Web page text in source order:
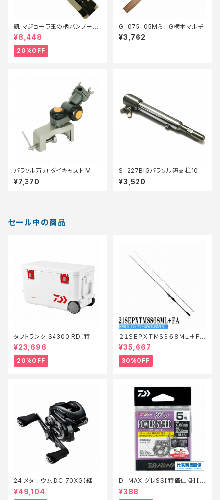
凱 マジョーラ玉の柄バンブー1
本物【特価装備】【20】
¥8,448
20%OFF
G−075−05MミニG横木マルチ
¥3,762
パラソル万力 ダイキャスト MR-
103
¥7,370
S−227BIGパラソル短支柱10
¥3,520
セール中の商品
タフトランク S4300 RD【特価
装備】【20】
¥23,696
20%OFF
２１ＳＥＰＸＴＭＳＳ６８ＭＬ＋ＦＡ
【特価ロッド】【30】
¥35,667
30%OFF
24 メタニウム DC 70XG【継続
セール_リール】【10】
¥49,104
D−ＭAX グレSS【特価仕掛】【2
0】
¥388